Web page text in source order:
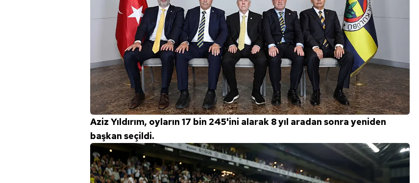
Aziz Yıldırım, oyların 17 bin 245'ini alarak 8 yıl aradan sonra yeniden
başkan seçildi.